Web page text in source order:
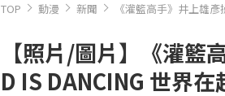
TOP 動漫 新聞 《灌籃高手》井上雄彥
【照片/圖片】《灌籃
D IS DANCING 世界